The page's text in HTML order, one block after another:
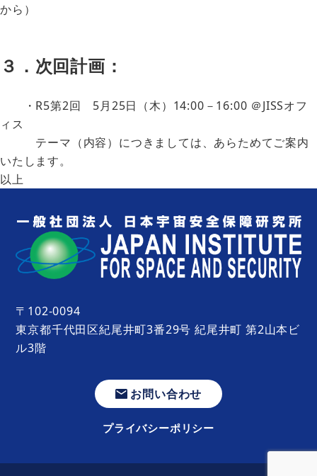
から）
３．次回計画：
・R5第2回 5月25日（木）14:00－16:00 ＠JISSオフ
ィス
テーマ（内容）につきましては、あらためてご案内
いたします。
以上
〒102-0094
東京都千代田区紀尾井町3番29号 紀尾井町 第2山本ビ
ル3階
お問い合わせ
プライバシーポリシー